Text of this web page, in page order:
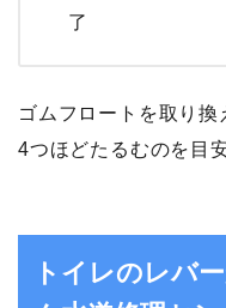
了
ゴムフロートを取り
4つほどたるむのを目
トイレのレバ